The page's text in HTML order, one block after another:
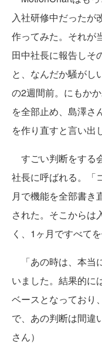
入社研修中だったが
作ってみた。それが
田中社長に報告しそ
と、なんだか騒がし
の2週間前。にもか
を全部止め、島澤さ
を作り直すと言い出
すごい判断をする
社長に呼ばれる。「
月で機能を全部書き
された。そこからは
く、1ヶ月ですべて
「あの時は、本当
いました。結果的に
ベースとなっており
で、あの判断は間違
さん）